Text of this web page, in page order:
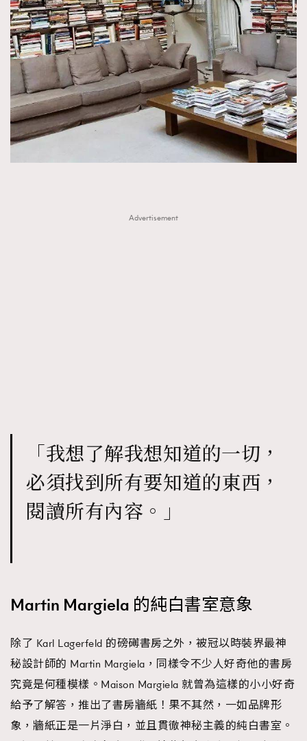
Advertisement
「我想了解我想知道的一切，
必須找到所有要知道的東西，
閱讀所有內容。」
Martin Margiela 的純白書室意象
除了 Karl Lagerfeld 的磅礡書房之外，被冠以時裝界最神
秘設計師的 Martin Margiela，同樣令不少人好奇他的書房
究竟是何種模樣。Maison Margiela 就曾為這樣的小小好奇
給予了解答，推出了書房牆紙！果不其然，一如品牌形
象，牆紙正是一片淨白，並且貫徹神秘主義的純白書室。